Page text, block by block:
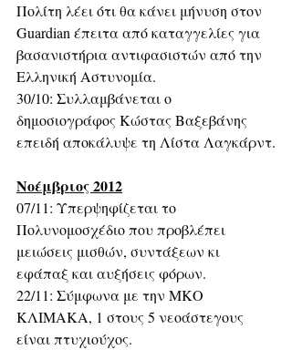
Πολίτη λέει ότι θα κάνει μήνυση στον
Guardian έπειτα από καταγγελίες για
βασανιστήρια αντιφασιστών από την
Ελληνική Αστυνομία.
30/10: Συλλαμβάνεται ο
δημοσιογράφος Κώστας Βαξεβάνης
επειδή αποκάλυψε τη Λίστα Λαγκάρντ.
Νοέμβριος 2012
07/11: Υπερψηφίζεται το
Πολυνομοσχέδιο που προβλέπει
μειώσεις μισθών, συντάξεων κι
εφάπαξ και αυξήσεις φόρων.
22/11: Σύμφωνα με την ΜΚΟ
ΚΛΙΜΑΚΑ, 1 στους 5 νεοάστεγους
είναι πτυχιούχος.